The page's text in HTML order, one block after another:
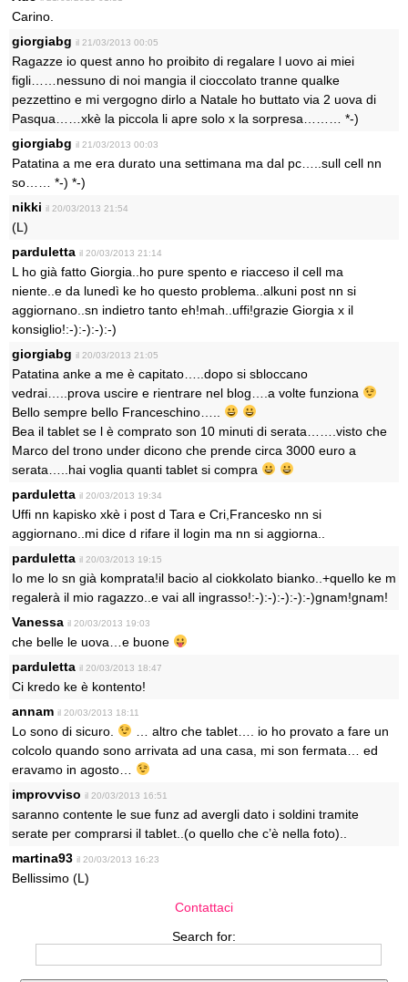
Carino.
giorgiabg il 21/03/2013 00:05
Ragazze io quest anno ho proibito di regalare l uovo ai miei
figli……nessuno di noi mangia il cioccolato tranne qualke
pezzettino e mi vergogno dirlo a Natale ho buttato via 2 uova di
Pasqua……xkè la piccola li apre solo x la sorpresa……… *-)
giorgiabg il 21/03/2013 00:03
Patatina a me era durato una settimana ma dal pc…..sull cell nn
so…… *-) *-)
nikki il 20/03/2013 21:54
(L)
parduletta il 20/03/2013 21:14
L ho già fatto Giorgia..ho pure spento e riacceso il cell ma
niente..e da lunedì ke ho questo problema..alkuni post nn si
aggiornano..sn indietro tanto eh!mah..uffi!grazie Giorgia x il
konsiglio!:-):-):-):-)
giorgiabg il 20/03/2013 21:05
Patatina anke a me è capitato…..dopo si sbloccano
vedrai…..prova uscire e rientrare nel blog….a volte funziona
Bello sempre bello Franceschino…..
Bea il tablet se l è comprato son 10 minuti di serata…….visto che
Marco del trono under dicono che prende circa 3000 euro a
serata…..hai voglia quanti tablet si compra
parduletta il 20/03/2013 19:34
Uffi nn kapisko xkè i post d Tara e Cri,Francesko nn si
aggiornano..mi dice d rifare il login ma nn si aggiorna..
parduletta il 20/03/2013 19:15
Io me lo sn già komprata!il bacio al ciokkolato bianko..+quello ke m
regalerà il mio ragazzo..e vai all ingrasso!:-):-):-):-):-)gnam!gnam!
Vanessa il 20/03/2013 19:03
che belle le uova…e buone
parduletta il 20/03/2013 18:47
Ci kredo ke è kontento!
annam il 20/03/2013 18:11
Lo sono di sicuro.
… altro che tablet…. io ho provato a fare un
colcolo quando sono arrivata ad una casa, mi son fermata… ed
eravamo in agosto…
improvviso il 20/03/2013 16:51
saranno contente le sue funz ad avergli dato i soldini tramite
serate per comprarsi il tablet..(o quello che c’è nella foto)..
martina93 il 20/03/2013 16:23
Bellissimo (L)
Contattaci
Search for: